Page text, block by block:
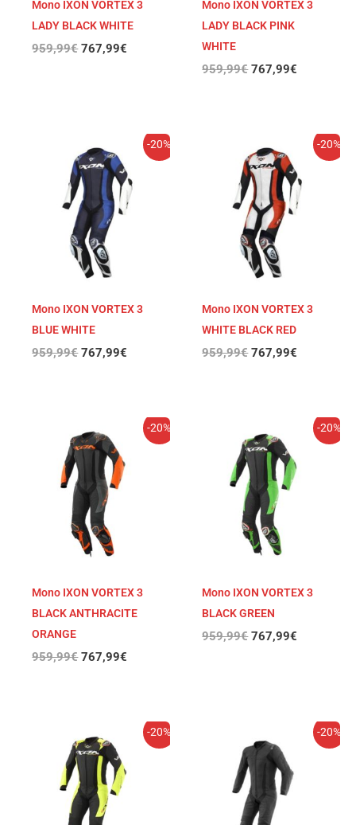
Mono IXON VORTEX 3
LADY BLACK WHITE
959,99€ 767,99€
Mono IXON VORTEX 3
LADY BLACK PINK
WHITE
959,99€ 767,99€
-20%
Mono IXON VORTEX 3
BLUE WHITE
959,99€
precio
original
era:
959,99€.
767,99€
precio
actual
es:
767,99€.
-20%
Mono IXON VORTEX 3
WHITE BLACK RED
959,99€
precio
original
era:
959,99€.
767,99€
precio
actual
es:
767,99€.
-20%
Mono IXON VORTEX 3
BLACK ANTHRACITE
ORANGE
959,99€
precio
original
959,99€.
767,99€
precio
-20%
Mono IXON VORTEX 3
BLACK GREEN
959,99€
precio
original
era:
959,99€.
767,99€
precio
es:
-20%
precio
original
era:
959,99€.
precio
es:
-20%
precio
original
era:
959,99€.
precio